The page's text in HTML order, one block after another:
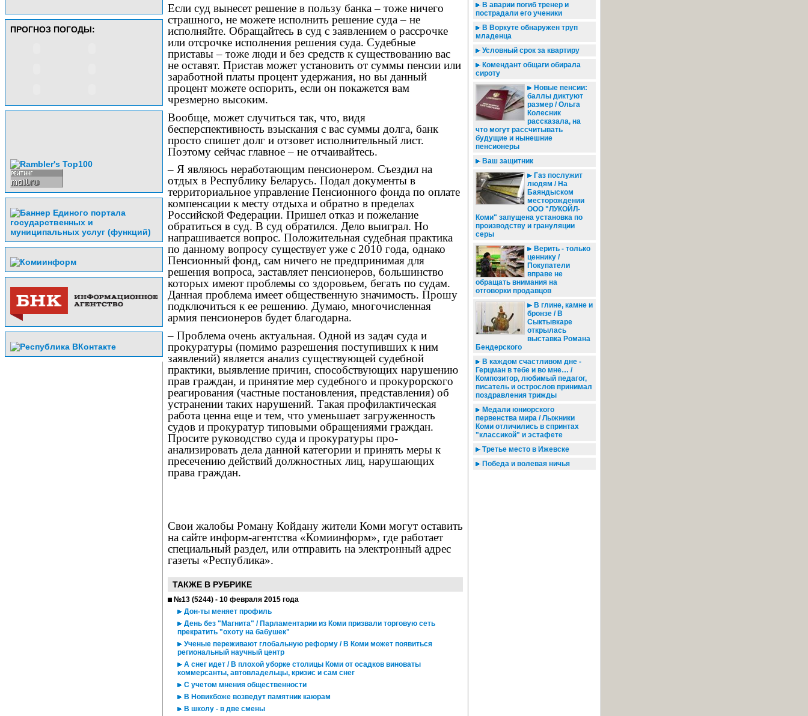
ПРОГНОЗ ПОГОДЫ:
Если суд вынесет решение в пользу банка – тоже ничего
страшного, не можете исполнить решение суда – не
исполняйте. Обращайтесь в суд с заявлением о рассрочке
или отсрочке исполнения решения суда. Судебные
приставы – тоже люди и без средств к существованию вас
не оставят. Пристав может установить от суммы пенсии или
заработной платы процент удержания, но вы данный
процент можете оспорить, если он покажется вам
чрезмерно высоким.
Вообще, может случиться так, что, видя
бесперспективность взыскания с вас суммы долга, банк
просто спишет долг и отзовет исполнительный лист.
Поэтому сейчас главное – не отчаивайтесь.
– Я являюсь неработающим пенсионером. Съездил на
отдых в Республику Беларусь. Подал документы в
территориальное управление Пенсионного фонда по оплате
компенсации к месту отдыха и обратно в пределах
Российской Федерации. Пришел отказ и пожелание
обратиться в суд. В суд обратился. Дело выиграл. Но
напрашивается вопрос. Положительная судебная практика
по данному вопросу существует уже с 2010 года, однако
Пенсионный фонд, сам ничего не предпринимая для
решения вопроса, заставляет пенсионеров, большинство
которых имеют проблемы со здоровьем, бегать по судам.
Данная проблема имеет общественную значимость. Прошу
подключиться к ее решению. Думаю, многочисленная
армия пенсионеров будет благодарна.
– Проблема очень актуальная. Одной из задач суда и
прокуратуры (помимо разрешения поступивших к ним
заявлений) является анализ существующей судебной
практики, выявление причин, способствующих нарушению
прав граждан, и принятие мер судебного и прокурорского
реагирования (частные постановления, представления) об
устранении таких нарушений. Такая профилактическая
работа ценна еще и тем, что уменьшает загруженность
судов и прокуратур типовыми обращениями граждан.
Просите руководство суда и прокуратуры про-
анализировать дела данной категории и принять меры к
пресечению действий должностных лиц, нарушающих
права граждан.
Свои жалобы Роману Койдану жители Коми могут оставить
на сайте информ-агентства «Комиинформ», где работает
специальный раздел, или отправить на электронный адрес
газеты «Республика».
ТАКЖЕ В РУБРИКЕ
№13 (5244) - 10 февраля 2015 года
Дон-ты меняет профиль
День без "Магнита" / Парламентарии из Коми призвали торговую сеть
прекратить "охоту на бабушек"
Ученые переживают глобальную реформу / В Коми может появиться
региональный научный центр
А снег идет / В плохой уборке столицы Коми от осадков виноваты
коммерсанты, автовладельцы, кризис и сам снег
С учетом мнения общественности
В Новикбоже возведут памятник каюрам
В школу - в две смены
В аварии погиб тренер и
пострадали его ученики
В Воркуте обнаружен труп
младенца
Условный срок за квартиру
Комендант общаги обирала
сироту
Новые пенсии:
баллы диктуют
размер / Ольга
Колесник
рассказала, на
что могут рассчитывать
будущие и нынешние
пенсионеры
Ваш защитник
Газ послужит
людям / На
Баяндыском
месторождении
ООО "ЛУКОЙЛ-
Коми" запущена установка по
производству и грануляции
серы
Верить - только
ценнику /
Покупатели
вправе не
обращать внимания на
отговорки продавцов
В глине, камне и
бронзе / В
Сыктывкаре
открылась
выставка Романа
Бендерского
В каждом счастливом дне -
Герцман в тебе и во мне… /
Композитор, любимый педагог,
писатель и острослов принимал
поздравления трижды
Медали юниорского
первенства мира / Лыжники
Коми отличились в спринтах
"классикой" и эстафете
Третье место в Ижевске
Победа и волевая ничья